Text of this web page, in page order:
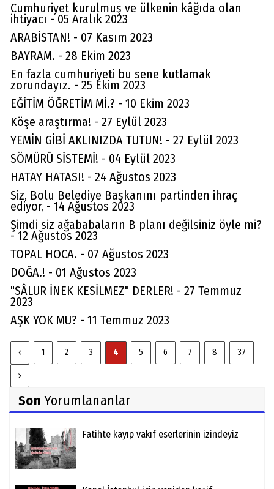
Cumhuriyet kurulmuş ve ülkenin kâğıda olan
ihtiyacı - 05 Aralık 2023
ARABİSTAN! - 07 Kasım 2023
BAYRAM. - 28 Ekim 2023
En fazla cumhuriyeti bu sene kutlamak
zorundayız. - 25 Ekim 2023
EĞİTİM ÖĞRETİM Mİ.? - 10 Ekim 2023
Köşe araştırma! - 27 Eylül 2023
YEMİN GİBİ AKLINIZDA TUTUN! - 27 Eylül 2023
SÖMÜRÜ SİSTEMİ! - 04 Eylül 2023
HATAY HATASI! - 24 Ağustos 2023
Siz, Bolu Belediye Başkanını partinden ihraç
ediyor, - 14 Ağustos 2023
Şimdi siz ağababaların B planı değilsiniz öyle mi?
- 12 Ağustos 2023
TOPAL HOCA. - 07 Ağustos 2023
DOĞA.! - 01 Ağustos 2023
"SÂLUR İNEK KESİLMEZ" DERLER! - 27 Temmuz
2023
AŞK YOK MU? - 11 Temmuz 2023
1 2 3 4 5 6 7 8 37
Son Yorumlananlar
Fatihte kayıp vakıf eserlerinin izindeyiz